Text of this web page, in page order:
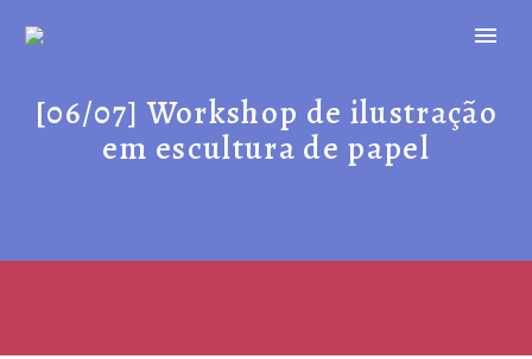
[06/07] Workshop de ilustração
em escultura de papel